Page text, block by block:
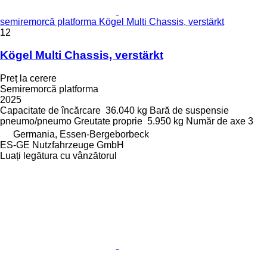
semiremorcă platforma Kögel Multi Chassis, verstärkt
12
Kögel Multi Chassis, verstärkt
Preț la cerere
Semiremorcă platforma
2025
Capacitate de încărcare 36.040 kg Bară de suspensie
pneumo/pneumo Greutate proprie 5.950 kg Număr de axe 3
Germania, Essen-Bergeborbeck
ES-GE Nutzfahrzeuge GmbH
Luați legătura cu vânzătorul